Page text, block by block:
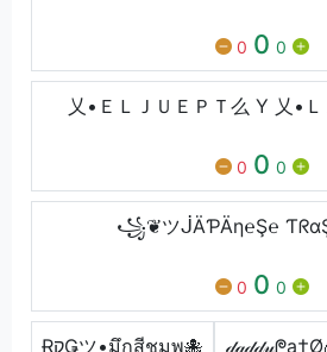
0 0 0
乂•ＥＬＪＵＥＰＴ么 Y 乂•
0 0 0
꧁❦ツᒎÄƤÄη℮Ş℮
0 0 0
ɌקǤツ•มึกสีชมพู🐙